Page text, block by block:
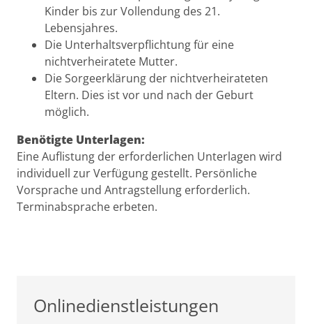
Kinder bis zur Vollendung des 21.
Lebensjahres.
Die Unterhaltsverpflichtung für eine
nichtverheiratete Mutter.
Die Sorgeerklärung der nichtverheirateten
Eltern. Dies ist vor und nach der Geburt
möglich.
Benötigte Unterlagen:
Eine Auflistung der erforderlichen Unterlagen wird
individuell zur Verfügung gestellt. Persönliche
Vorsprache und Antragstellung erforderlich.
Terminabsprache erbeten.
Onlinedienstleistungen